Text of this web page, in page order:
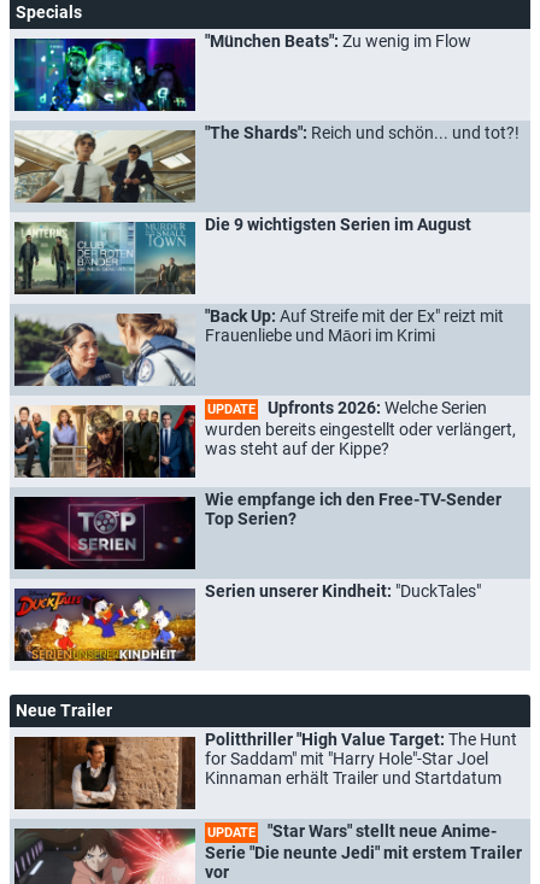
Specials
"München Beats": Zu wenig im Flow
"The Shards": Reich und schön... und tot?!
Die 9 wichtigsten Serien im August
"Back Up: Auf Streife mit der Ex" reizt mit
Frauenliebe und Māori im Krimi
UPDATE Upfronts 2026: Welche Serien
wurden bereits eingestellt oder verlängert,
was steht auf der Kippe?
Wie empfange ich den Free-TV-Sender
Top Serien?
Serien unserer Kindheit: "DuckTales"
Neue Trailer
Politthriller "High Value Target: The Hunt
for Saddam" mit "Harry Hole"-Star Joel
Kinnaman erhält Trailer und Startdatum
UPDATE
"Star Wars" stellt neue Anime-
Serie "Die neunte Jedi" mit erstem Trailer
vor